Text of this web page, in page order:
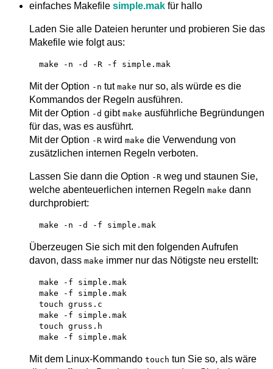
einfaches Makefile simple.mak für hallo
Laden Sie alle Dateien herunter und probieren Sie das
Makefile wie folgt aus:
Mit der Option -n tut make nur so, als würde es die
Kommandos der Regeln ausführen.
Mit der Option -d gibt make ausführliche Begründungen
für das, was es ausführt.
Mit der Option -R wird make die Verwendung von
zusätzlichen internen Regeln verboten.
Lassen Sie dann die Option -R weg und staunen Sie,
welche abenteuerlichen internen Regeln make dann
durchprobiert:
Überzeugen Sie sich mit den folgenden Aufrufen
davon, dass make immer nur das Nötigste neu erstellt:
  make -f simple.mak
  make -f simple.mak
  touch gruss.c
  make -f simple.mak
  touch gruss.h
Mit dem Linux-Kommando touch tun Sie so, als wäre